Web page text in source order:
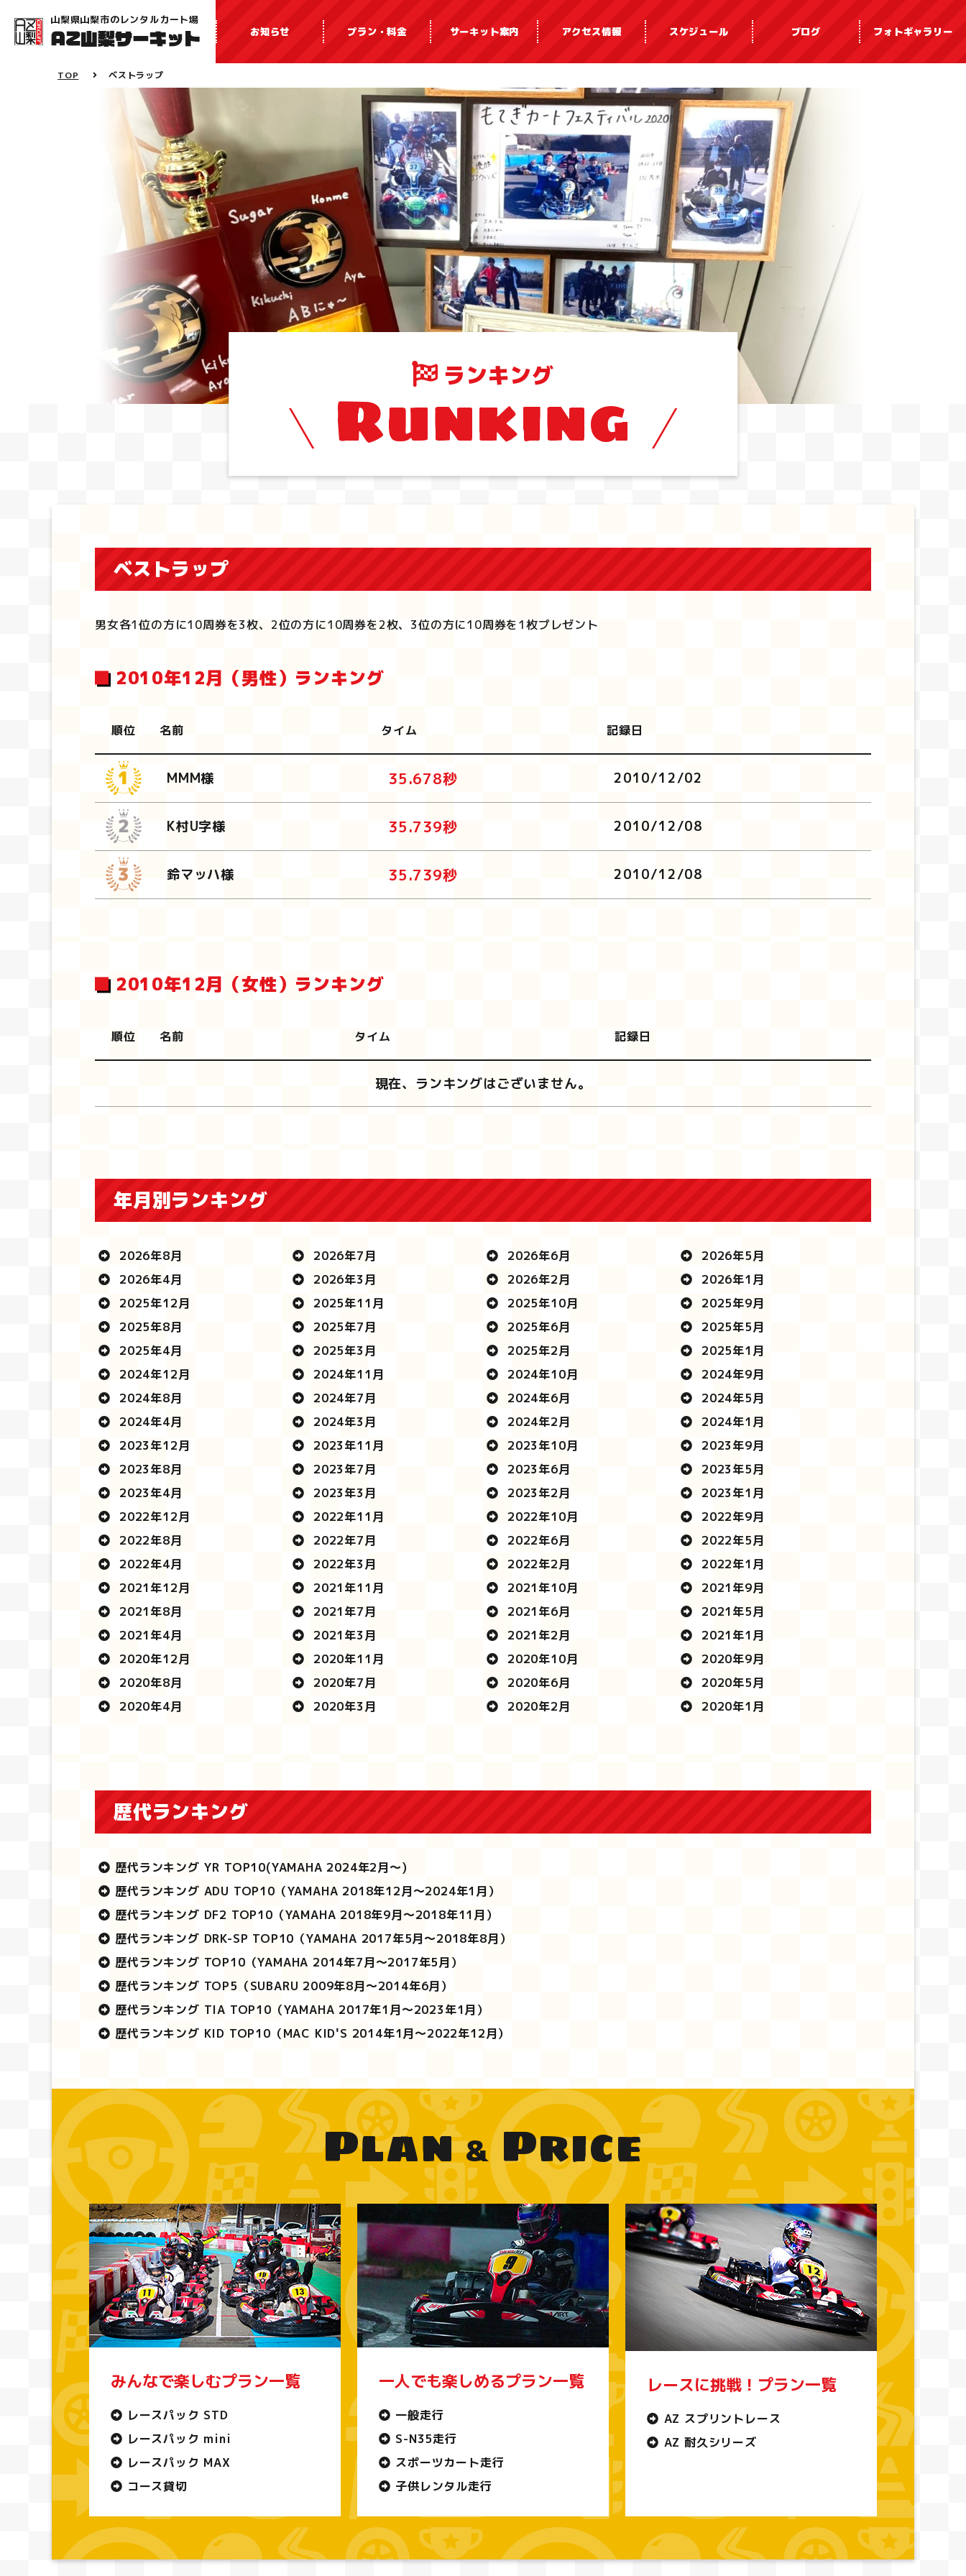
山梨県山梨市のレンタルカート場
お知らせ
プラン・料金 サーキット案内 アクセス情報 スケジュール ブログ フォトギャラリー
TOP ベストラップ
ランキング
Runking
ベストラップ
男女各1位の方に10周券を3枚、2位の方に10周券を2枚、3位の方に10周券を1枚プレゼント
2010年12月（男性）ランキング
順位 名前 タイム 記録日
MMM様 35.678秒 2010/12/02
K村U字様 35.739秒 2010/12/08
鈴マッハ様 35.739秒 2010/12/08
2010年12月（女性）ランキング
順位 名前 タイム 記録日
現在、ランキングはございません。
年月別ランキング
2026年8月 2026年7月 2026年6月
2026年5月
2026年4月
2026年3月 2026年2月
2026年1月
2025年12月
2025年11月 2025年10月
2025年9月
2025年8月
2025年7月 2025年6月
2025年5月
2025年4月
2025年3月 2025年2月
2025年1月
2024年12月
2024年11月 2024年10月
2024年9月
2024年8月
2024年7月 2024年6月
2024年5月
2024年4月
2024年3月 2024年2月
2024年1月
2023年12月
2023年11月 2023年10月
2023年9月
2023年8月
2023年7月 2023年6月
2023年5月
2023年4月
2023年3月 2023年2月
2023年1月
2022年12月
2022年11月 2022年10月
2022年9月
2022年8月
2022年7月 2022年6月
2022年5月
2022年4月
2022年3月 2022年2月
2022年1月
2021年12月
2021年11月 2021年10月
2021年9月
2021年8月
2021年7月 2021年6月
2021年5月
2021年4月
2021年3月 2021年2月
2021年1月
2020年12月
2020年11月 2020年10月
2020年9月
2020年8月
2020年7月 2020年6月
2020年5月
2020年4月
2020年3月 2020年2月 2020年1月
歴代ランキング
歴代ランキング YR TOP10(YAMAHA 2024年2月～)
歴代ランキング ADU TOP10 （YAMAHA 2018年12月～2024年1月）
歴代ランキング DF2 TOP10 （YAMAHA 2018年9月～2018年11月）
歴代ランキング DRK-SP TOP10 （YAMAHA 2017年5月～2018年8月）
歴代ランキング TOP10 （YAMAHA 2014年7月～2017年5月）
歴代ランキング TOP5 （SUBARU 2009年8月～2014年6月）
歴代ランキング TIA TOP10 （YAMAHA 2017年1月～2023年1月）
歴代ランキング KID TOP10 （MAC KID'S 2014年1月～2022年12月）
Plan&Price
みんなで楽しむプラン一覧
レースパック STD
レースパック mini
レースパック MAX
コース貸切
一人でも楽しめるプラン一覧
一般走行
S-N35走行
スポーツカート走行
子供レンタル走行
レースに挑戦！プラン一覧
AZ スプリントレース
AZ 耐久シリーズ